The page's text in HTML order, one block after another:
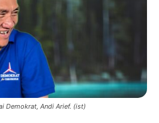
Demokrat, Andi Arief. (ist)